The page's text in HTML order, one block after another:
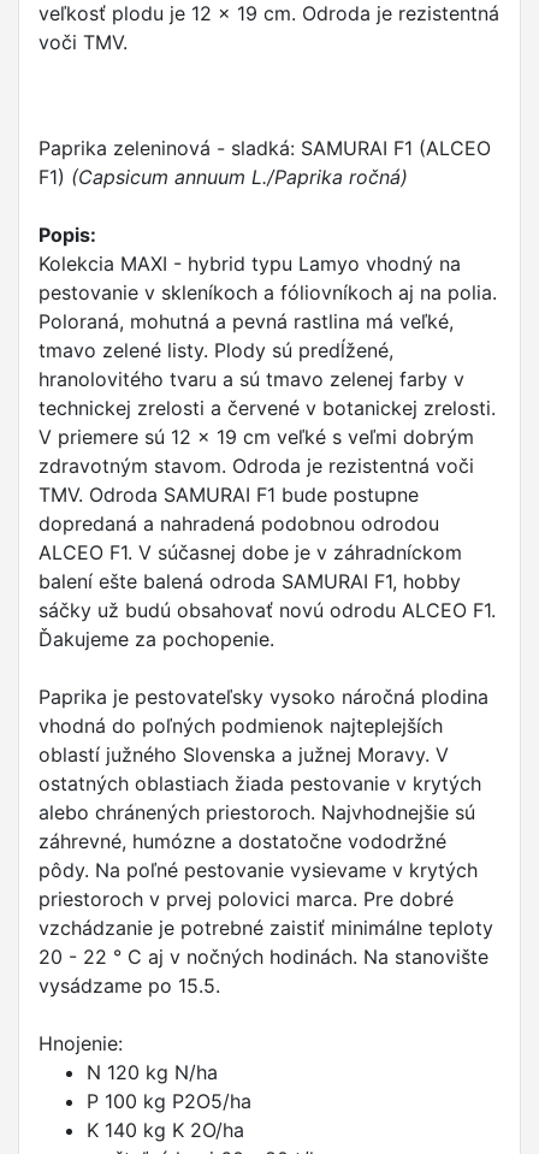
veľkosť plodu je 12 x 19 cm. Odroda je rezistentná
voči TMV.
Paprika zeleninová - sladká: SAMURAI F1 (ALCEO
F1) (Capsicum annuum L./Paprika ročná)
Popis:
Kolekcia MAXI - hybrid typu Lamyo vhodný na
pestovanie v skleníkoch a fóliovníkoch aj na polia.
Poloraná, mohutná a pevná rastlina má veľké,
tmavo zelené listy. Plody sú predĺžené,
hranolovitého tvaru a sú tmavo zelenej farby v
technickej zrelosti a červené v botanickej zrelosti.
V priemere sú 12 x 19 cm veľké s veľmi dobrým
zdravotným stavom. Odroda je rezistentná voči
TMV. Odroda SAMURAI F1 bude postupne
dopredaná a nahradená podobnou odrodou
ALCEO F1. V súčasnej dobe je v záhradníckom
balení ešte balená odroda SAMURAI F1, hobby
sáčky už budú obsahovať novú odrodu ALCEO F1.
Ďakujeme za pochopenie.
Paprika je pestovateľsky vysoko náročná plodina
vhodná do poľných podmienok najteplejších
oblastí južného Slovenska a južnej Moravy. V
ostatných oblastiach žiada pestovanie v krytých
alebo chránených priestoroch. Najvhodnejšie sú
záhrevné, humózne a dostatočne vododržné
pôdy. Na poľné pestovanie vysievame v krytých
priestoroch v prvej polovici marca. Pre dobré
vzchádzanie je potrebné zaistiť minimálne teploty
20 - 22 ° C aj v nočných hodinách. Na stanovište
vysádzame po 15.5.
Hnojenie:
N 120 kg N/ha
P 100 kg P2O5/ha
K 140 kg K 2O/ha